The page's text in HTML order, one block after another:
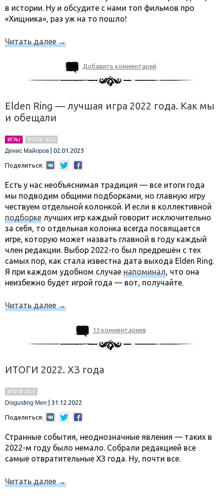
в истории. Ну и обсудите с нами топ фильмов про
«Хищника», раз уж на то пошло!
Читать далее→
Добавить комментарий
Elden Ring — лучшая игра 2022 года. Как мы
и обещали
ИГРЫ
ИТОГИ 2022
Денис Майоров
02.01.2023
Поделиться:
Есть у нас необъяснимая традиция — все итоги года
мы подводим общими подборками, но главную игру
чествуем отдельной колонкой. И если в коллективной
подборке лучших игр каждый говорит исключительно
за себя, то отдельная колонка всегда посвящается
игре, которую может назвать главной в году каждый
член редакции. Выбор 2022-го был предрешён с тех
самых пор, как стала известна дата выхода Elden Ring.
Я при каждом удобном случае напоминал, что она
неизбежно будет игрой года — вот, получайте.
Читать далее→
13 комментариев
ИТОГИ 2022. ХЗ года
ИТОГИ 2022
Disgusting Men
31.12.2022
Поделиться:
Странные события, неоднозначные явления — таких в
2022-м году было немало. Собрали редакцией все
самые отвратительные ХЗ года. Ну, почти все.
Читать далее→